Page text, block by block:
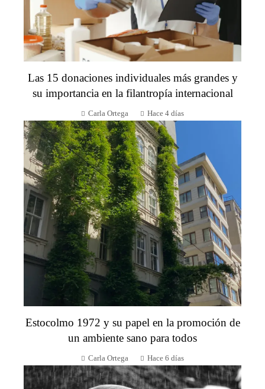
Las 15 donaciones individuales más grandes y
su importancia en la filantropía internacional
Carla Ortega Hace 4 días
Estocolmo 1972 y su papel en la promoción de
un ambiente sano para todos
Carla Ortega Hace 6 días